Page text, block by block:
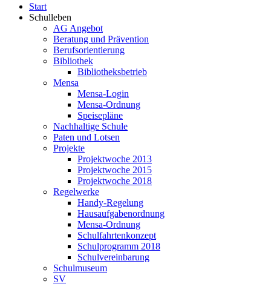
Start
Schulleben
AG Angebot
Beratung und Prävention
Berufsorientierung
Bibliothek
Bibliotheksbetrieb
Mensa
Mensa-Login
Mensa-Ordnung
Speisepläne
Nachhaltige Schule
Paten und Lotsen
Projekte
Projektwoche 2013
Projektwoche 2015
Projektwoche 2018
Regelwerke
Handy-Regelung
Hausaufgabenordnung
Mensa-Ordnung
Schulfahrtenkonzept
Schulprogramm 2018
Schulvereinbarung
Schulmuseum
SV